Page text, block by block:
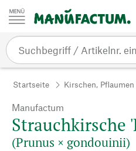
Zum Inhalt springen
Startseite Kirschen,
Manufactum
Strauchkirsche
(Prunus × gondouinii)